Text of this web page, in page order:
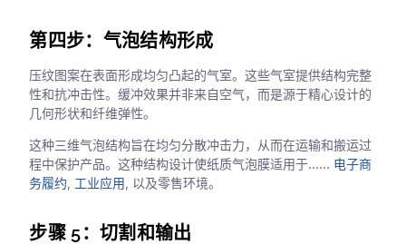
第四步：气泡结构形成
压纹图案在表面形成均匀凸起的气室。这些气室提供结构完整
性和抗冲击性。缓冲效果并非来自空气，而是源于精心设计的
几何形状和纤维弹性。
这种三维气泡结构旨在均匀分散冲击力，从而在运输和搬运过
程中保护产品。这种结构设计使纸质气泡膜适用于…… 电子商
务履约, 工业应用, 以及零售环境。
步骤 5：切割和输出